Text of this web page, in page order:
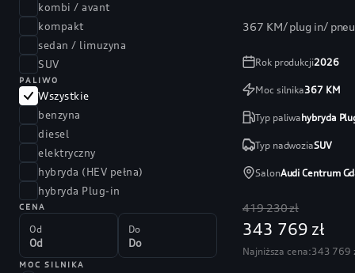
kombi / avant
kompakt
sedan / limuzyna
SUV
PALIWO
Wszystkie
benzyna
diesel
elektryczny
hybryda (HEV pełna)
hybryda Plug-in
CENA
Od Do
MOC SILNIKA
367 KM/ plug in/
Rok produkcji2026
Moc silnika367KM
Typ paliwahybryda
Typ nadwoziaSUV
SalonAudi Centrum
419 230 zł
343 769 zł
Najniższa cena:343 769